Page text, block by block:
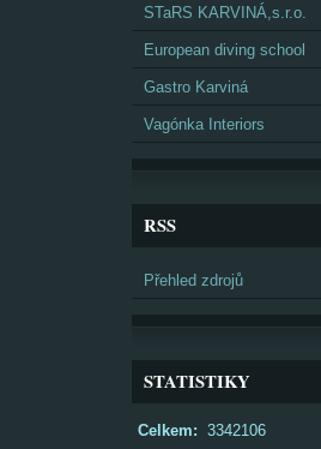
STaRS KARVINÁ,s.r.o.
European diving school
Gastro Karviná
Vagónka Interiors
RSS
Přehled zdrojů
STATISTIKY
Celkem: 3342106